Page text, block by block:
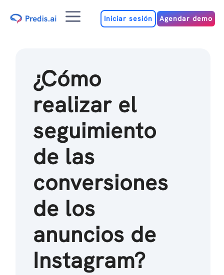
MenúIniciar sesión Agendar demo
¿Cómo
realizar el
seguimiento
de las
conversiones
de los
anuncios de
Instagram?